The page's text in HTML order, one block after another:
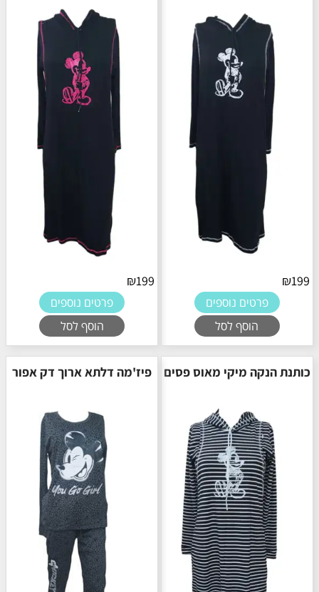
₪199
פרטים נוספים
הוסף לסל
₪199
פרטים נוספים
הוסף לסל
כותנת הנקה מיקי מאוס פסים פיז'מה דלתא ארוך דק אפור